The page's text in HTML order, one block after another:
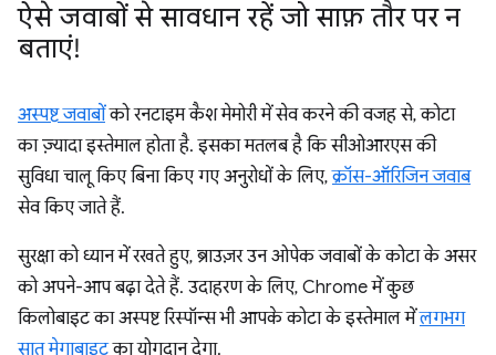
ऐसे जवाबों से सावधान रहें जो साफ़ तौर पर न
बताएं!
अस्पष्ट जवाबोंको रनटाइम कैश मेमोरी में सेव करने की वजह से, कोटा
का ज़्यादा इस्तेमाल होता है. इसका मतलब है कि सीओआरएस की
सुविधा चालू किए बिना किए गए अनुरोधों के लिए,क्रॉस-ऑरिजिन जवाब
सेव किए जाते हैं.
सुरक्षा को ध्यान में रखते हुए, ब्राउज़र उन ओपेक जवाबों के कोटा के असर
को अपने-आप बढ़ा देते हैं. उदाहरण के लिए, Chrome में कुछ
किलोबाइट का अस्पष्ट रिस्पॉन्स भी आपके कोटा के इस्तेमाल मेंलगभग
सात मेगाबाइटका योगदान देगा.